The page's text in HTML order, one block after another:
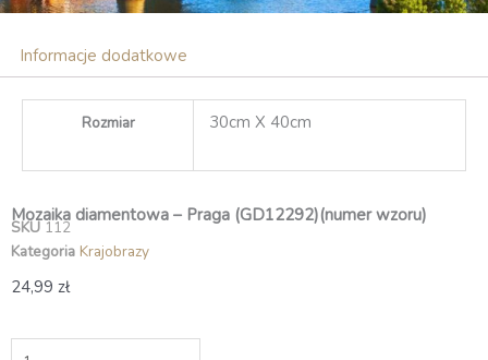
Informacje dodatkowe
Rozmiar 30cm X 40cm
Mozaika diamentowa – Praga (GD12292)(numer wzoru)
SKU112
Kategoria Krajobrazy
24,99 zł